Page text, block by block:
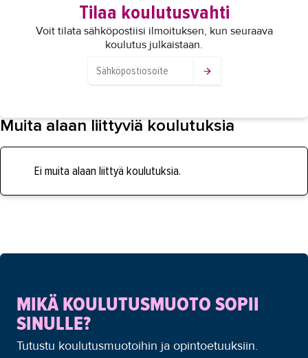
Tilaa koulutusvahti
Voit tilata sähköpostiisi ilmoituksen, kun seuraava
koulutus julkaistaan.
Muita alaan liittyviä koulutuksia
Ei muita alaan liittyä koulutuksia.
MIKÄ KOULUTUSMUOTO SOPII
SINULLE?
Tutustu koulutusmuotoihin ja opintoetuuksiin.